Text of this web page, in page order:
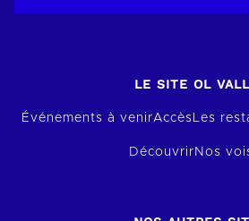
LE SITE OL
Événements à venirAccèsLes
Découvrir Nos